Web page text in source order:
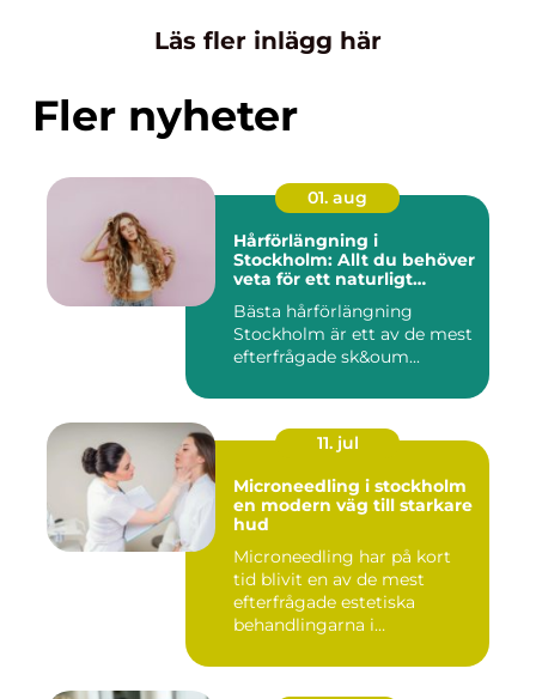
Läs fler inlägg här
Fler nyheter
01. aug
Hårförlängning i
Stockholm: Allt du behöver
veta för ett naturligt
Bästa hårförlängning
Stockholm är ett av de mest
efterfrågade sk&oum...
11. jul
Microneedling i stockholm
en modern väg till starkare
hud
Microneedling har på kort
tid blivit en av de mest
efterfrågade estetiska
behandlingarna i